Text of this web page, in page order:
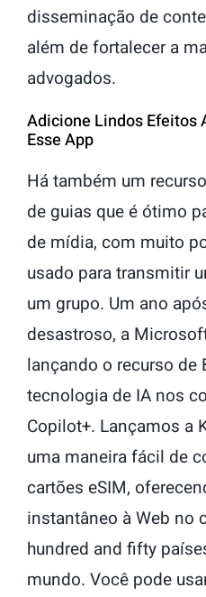
disseminação de
além de fortalecer a
advogados.
Adicione Lindos Efeitos
Esse App
Há também um
de guias que é ótimo
de mídia, com muito
usado para transmitir
um grupo. Um ano
desastroso, a
lançando o recurso de
tecnologia de IA nos
Copilot+. Lançamos a
uma maneira fácil de
cartões eSIM,
instantâneo à Web no
hundred and fifty
mundo. Você pode